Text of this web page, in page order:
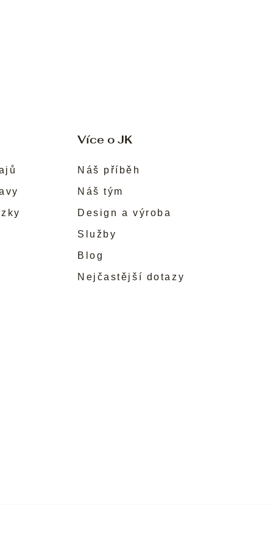
Více o JK
Náš příběh
Náš tým
Design a výroba
Služby
Blog
Nejčastější dotazy